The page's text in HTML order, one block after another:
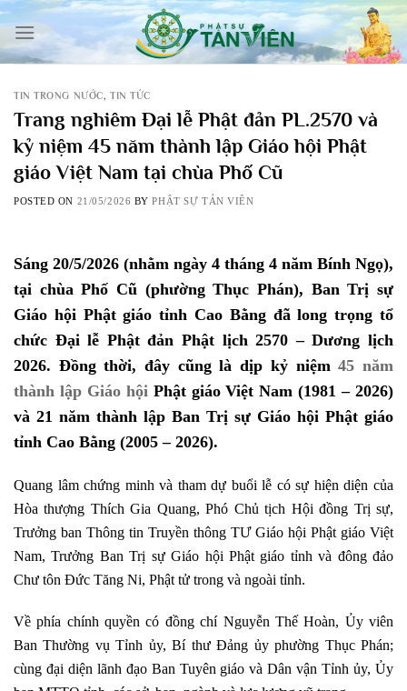
Skip
content
TIN TRONG NƯỚC, TIN TỨC
Trang nghiêm Đại lễ Phật đản PL.2570 và
kỷ niệm 45 năm thành lập Giáo hội Phật
giáo Việt Nam tại chùa Phố Cũ
POSTED ON 21/05/2026 BYPHẬT SỰ TẢN VIÊN
Sáng 20/5/2026 (nhằm ngày 4 tháng 4 năm Bính Ngọ),
tại chùa Phố Cũ (phường Thục Phán), Ban Trị sự
Giáo hội Phật giáo tỉnh Cao Bằng đã long trọng tổ
chức Đại lễ Phật đản Phật lịch 2570 – Dương lịch
2026. Đồng thời, đây cũng là dịp kỷ niệm45 năm
thành lập Giáo hội Phật giáo Việt Nam (1981 – 2026)
và 21 năm thành lập Ban Trị sự Giáo hội Phật giáo
tỉnh Cao Bằng (2005 – 2026).
Quang lâm chứng minh và tham dự buổi lễ có sự hiện diện của
Hòa thượng Thích Gia Quang, Phó Chủ tịch Hội đồng Trị sự,
Trưởng ban Thông tin Truyền thông TƯ Giáo hội Phật giáo Việt
Nam, Trưởng Ban Trị sự Giáo hội Phật giáo tỉnh và đông đảo
Chư tôn Đức Tăng Ni, Phật tử trong và ngoài tỉnh.
Về phía chính quyền có đồng chí Nguyễn Thế Hoàn, Ủy viên
Ban Thường vụ Tỉnh ủy, Bí thư Đảng ủy phường Thục Phán;
cùng đại diện lãnh đạo Ban Tuyên giáo và Dân vận Tỉnh ủy, Ủy